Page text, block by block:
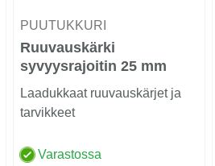
PUUTUKKURI
Ruuvauskärki
syvyysrajoitin 25 mm
PH2
Laadukkaat ruuvauskärjet ja
tarvikkeet
Varastossa